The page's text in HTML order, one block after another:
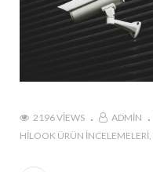
2196 VIEWS ADMIN
HILOOK ÜRÜN İNCELEMELERI